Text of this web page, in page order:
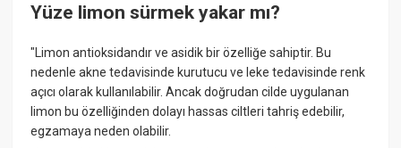
Yüze limon sürmek yakar mı?
"Limon antioksidandır ve asidik bir özelliğe sahiptir. Bu
nedenle akne tedavisinde kurutucu ve leke tedavisinde renk
açıcı olarak kullanılabilir. Ancak doğrudan cilde uygulanan
limon bu özelliğinden dolayı hassas ciltleri tahriş edebilir,
egzamaya neden olabilir.